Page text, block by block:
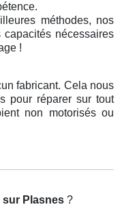
méthodes, nos
nécessaires
!
fabricant. Cela nous
pour réparer sur tout
non motorisés ou
sur Plasnes ?